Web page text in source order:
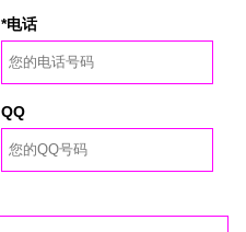
*电话
QQ